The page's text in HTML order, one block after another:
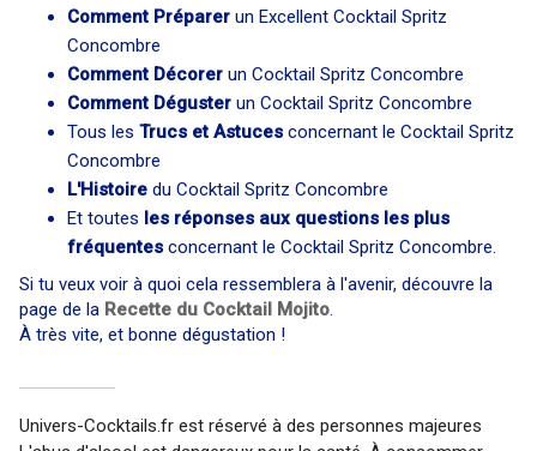
Comment Préparer un Excellent Cocktail Spritz
Concombre
Comment Décorer un Cocktail Spritz Concombre
Comment Déguster un Cocktail Spritz Concombre
Tous les Trucs et Astuces concernant le Cocktail Spritz
Concombre
L'Histoire du Cocktail Spritz Concombre
Et toutes les réponses aux questions les plus
fréquentes concernant le Cocktail Spritz Concombre.
Si tu veux voir à quoi cela ressemblera à l'avenir, découvre la
page de la Recette du Cocktail Mojito.
À très vite, et bonne dégustation !
Univers-Cocktails.fr est réservé à des personnes majeures